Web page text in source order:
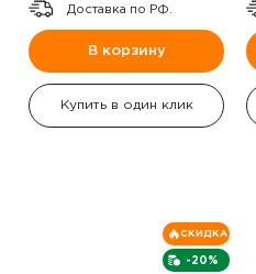
Доставка по РФ.
В корзину
Купить в один клик
-20%
СКИДКА